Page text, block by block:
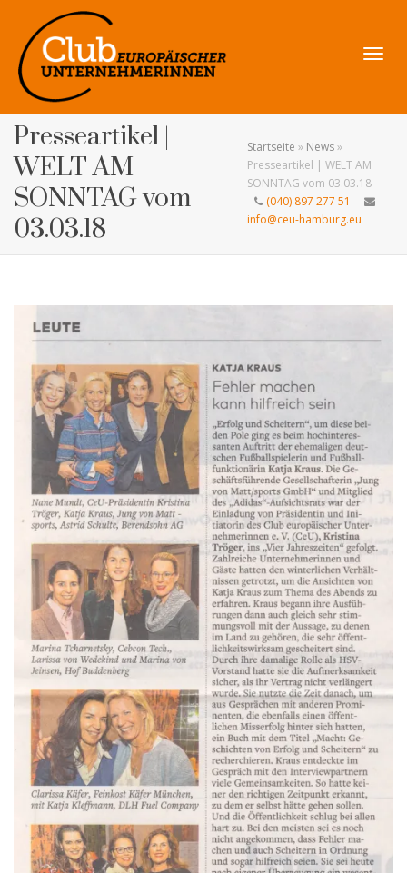
Presseartikel |
WELT AM
SONNTAG vom
03.03.18
Startseite » News»
Presseartikel | WELT AM
SONNTAG vom 03.03.18
(040) 897 277 51
info@ceu-hamburg.eu